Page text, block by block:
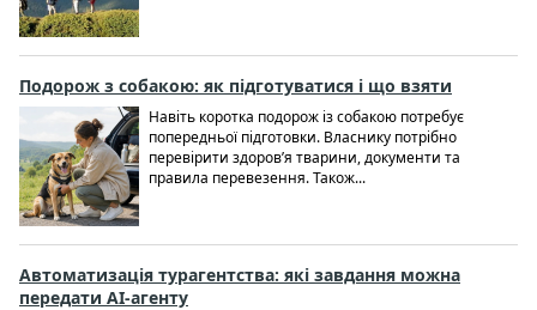
Подорож з собакою: як підготуватися і що взяти
Навіть коротка подорож із собакою потребує
попередньої підготовки. Власнику потрібно
перевірити здоров’я тварини, документи та
правила перевезення. Також...
Автоматизація турагентства: які завдання можна
передати AI-агенту